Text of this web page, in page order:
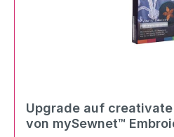
Upgrade auf
von mySewnet™